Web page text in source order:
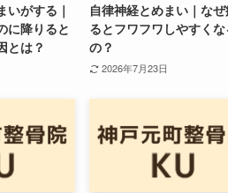
いがする｜
に降りると
とは？
自律神経とめまい｜な
るとフワフワしやすくな
の？
2026年7月23日